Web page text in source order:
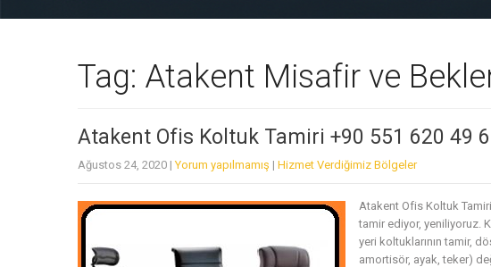
Tag: Atakent Misafir ve
Atakent Ofis Koltuk Tamiri +90 551 620 49
Ağustos 24, 2020 |Yorum yapılmamış | Hizmet Verdiğimiz Bölgeler
Atakent Ofis Koltuk
tamir ediyor, yeniliyoruz.
yeri koltuklarının tamir,
amortisör, ayak, teker)